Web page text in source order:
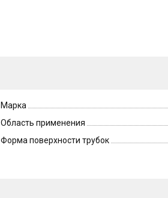
Марка
Область применения
Форма поверхности трубок